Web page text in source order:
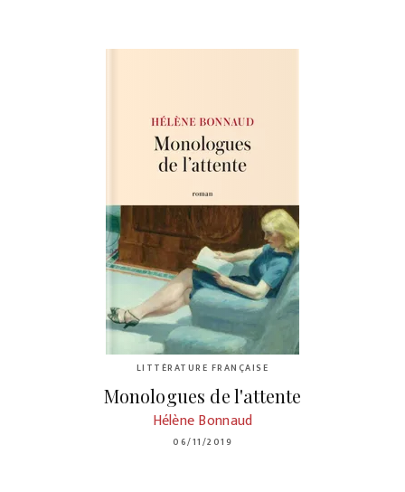
LITTÉRATURE FRANÇAISE
Monologues de l'attente
Hélène Bonnaud
06/11/2019